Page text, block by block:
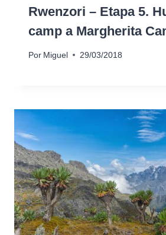
Rwenzori – Etapa 5.
camp a Margherita
Por Miguel 29/03/2018